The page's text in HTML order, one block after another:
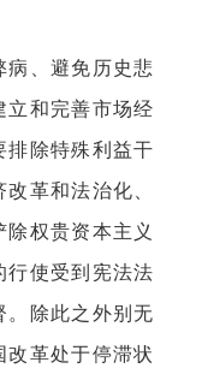
、避免历史悲
立和完善市场经
除特殊利益干
革和法治化、
权贵资本主义
使受到宪法法
除此之外别无
革处于停滞状